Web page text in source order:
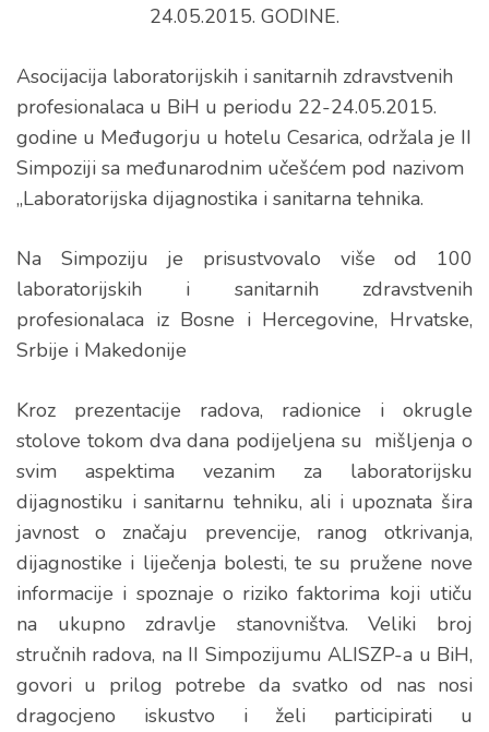
24.05.2015. GODINE.
Asocijacija laboratorijskih i sanitarnih zdravstvenih
profesionalaca u BiH u periodu 22-24.05.2015.
godine u Međugorju u hotelu Cesarica, održala je II
Simpoziji sa međunarodnim učešćem pod nazivom
„Laboratorijska dijagnostika i sanitarna tehnika.
Na Simpoziju je prisustvovalo više od 100
laboratorijskih i sanitarnih zdravstvenih
profesionalaca iz Bosne i Hercegovine, Hrvatske,
Srbije i Makedonije
Kroz prezentacije radova, radionice i okrugle
stolove tokom dva dana podijeljena su mišljenja o
svim aspektima vezanim za laboratorijsku
dijagnostiku i sanitarnu tehniku, ali i upoznata šira
javnost o značaju prevencije, ranog otkrivanja,
dijagnostike i liječenja bolesti, te su pružene nove
informacije i spoznaje o riziko faktorima koji utiču
na ukupno zdravlje stanovništva. Veliki broj
stručnih radova, na II Simpozijumu ALISZP-a u BiH,
govori u prilog potrebe da svatko od nas nosi
dragocjeno iskustvo i želi participirati u